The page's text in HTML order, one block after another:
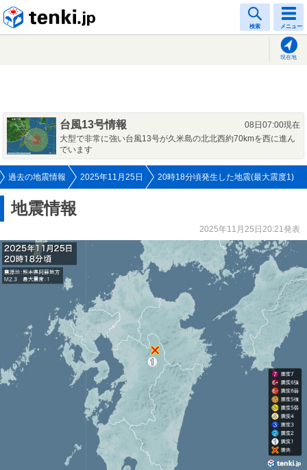
検索 メニュー
現在地
台風13号情報
08日07:00現在
大型で非常に強い台風13号が久米島の北北西約70kmを西に進ん
でいます
過去の地震情報 2025年11月25日 20時18分頃発生した地震(最大震度1)
地震情報
2025年11月25日20:21発表